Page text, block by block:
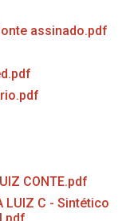
assinado.pdf
CONTE.pdf
LUIZ C - Sintético